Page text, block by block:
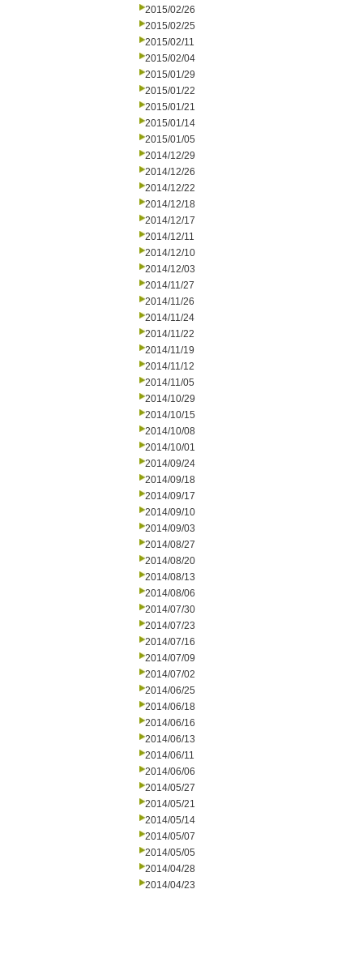
2015/02/26
2015/02/25
2015/02/11
2015/02/04
2015/01/29
2015/01/22
2015/01/21
2015/01/14
2015/01/05
2014/12/29
2014/12/26
2014/12/22
2014/12/18
2014/12/17
2014/12/11
2014/12/10
2014/12/03
2014/11/27
2014/11/26
2014/11/24
2014/11/22
2014/11/19
2014/11/12
2014/11/05
2014/10/29
2014/10/15
2014/10/08
2014/10/01
2014/09/24
2014/09/18
2014/09/17
2014/09/10
2014/09/03
2014/08/27
2014/08/20
2014/08/13
2014/08/06
2014/07/30
2014/07/23
2014/07/16
2014/07/09
2014/07/02
2014/06/25
2014/06/18
2014/06/16
2014/06/13
2014/06/11
2014/06/06
2014/05/27
2014/05/21
2014/05/14
2014/05/07
2014/05/05
2014/04/28
2014/04/23